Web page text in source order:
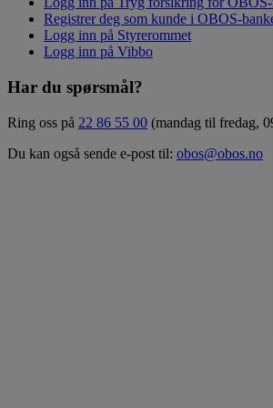
Registrer deg som kunde i OBOS-
Logg inn på Styrerommet
Logg inn på Vibbo
Har du spørsmål?
Ring oss på 22 86 55 00 (mandag til fredag,
Du kan også sende e-post til: obos@obos.no